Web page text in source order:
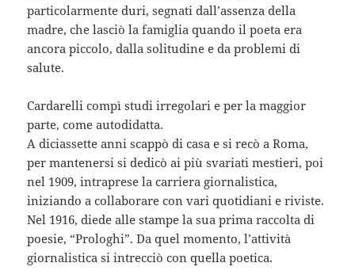
particolarmente duri, segnati dall’assenza della
madre, che lasciò la famiglia quando il poeta era
ancora piccolo, dalla solitudine e da problemi di
salute.
Cardarelli compì studi irregolari e per la maggior
parte, come autodidatta.
A diciassette anni scappò di casa e si recò a Roma,
per mantenersi si dedicò ai più svariati mestieri, poi
nel 1909, intraprese la carriera giornalistica,
iniziando a collaborare con vari quotidiani e riviste.
Nel 1916, diede alle stampe la sua prima raccolta di
poesie, “Prologhi”. Da quel momento, l’attività
giornalistica si intrecciò con quella poetica.